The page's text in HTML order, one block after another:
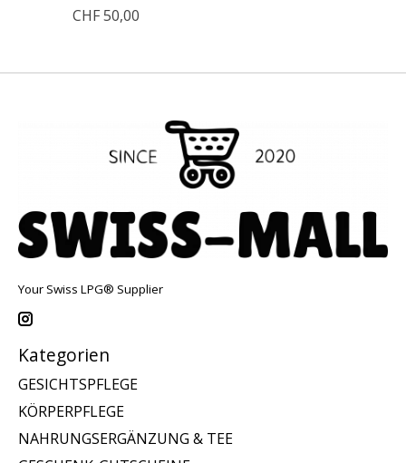
CHF 50,00
Your Swiss LPG® Supplier
Kategorien
GESICHTSPFLEGE
KÖRPERPFLEGE
NAHRUNGSERGÄNZUNG & TEE